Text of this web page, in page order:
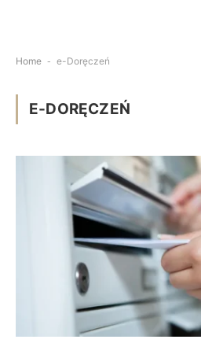
Home - e-Doręczeń
E-DORĘCZEŃ